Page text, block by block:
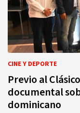
CINE Y DEPORTE
Previo al
documental
dominicano